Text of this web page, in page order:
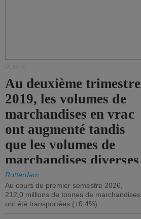
Au deuxième trimestre
2019, les volumes de
marchandises en vrac
ont augmenté tandis
que les volumes de
marchandises diverses
ont diminué.
Rotterdam
Au cours du premier semestre 2026,
212,0 millions de tonnes de marchandises
ont été transportées (+0,4%).